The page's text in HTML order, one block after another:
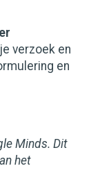
verzoek en
en
Minds. Dit
het